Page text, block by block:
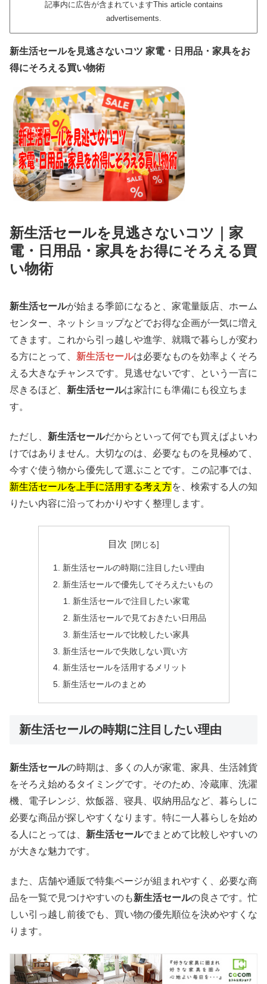
記事内に広告が含まれていますThis article contains
advertisements.
新生活セールを見逃さないコツ 家電・日用品・家具をお
得にそろえる買い物術
新生活セールを見逃さないコツ｜家
電・日用品・家具をお得にそろえる買
い物術
新生活セールが始まる季節になると、家電量販店、ホーム
センター、ネットショップなどでお得な企画が一気に増え
てきます。これから引っ越しや進学、就職で暮らしが変わ
る方にとって、 新生活セールは必要なものを効率よくそろ
える大きなチャンスです。見逃せないです、という一言に
尽きるほど、 新生活セールは家計にも準備にも役立ちま
す。
ただし、 新生活セールだからといって何でも買えばよいわ
けではありません。大切なのは、必要なものを見極めて、
今すぐ使う物から優先して選ぶことです。この記事では、
新生活セールを上手に活用する考え方を、検索する人の知
りたい内容に沿ってわかりやすく整理します。
目次
新生活セールの時期に注目したい理由
新生活セールで優先してそろえたいもの
新生活セールで注目したい家電
新生活セールで見ておきたい日用品
新生活セールで比較したい家具
新生活セールで失敗しない買い方
新生活セールを活用するメリット
新生活セールのまとめ
新生活セールの時期に注目したい理由
新生活セールの時期は、多くの人が家電、家具、生活雑貨
をそろえ始めるタイミングです。そのため、冷蔵庫、洗濯
機、電子レンジ、炊飯器、寝具、収納用品など、暮らしに
必要な商品が探しやすくなります。特に一人暮らしを始め
る人にとっては、 新生活セールでまとめて比較しやすいの
が大きな魅力です。
また、店舗や通販で特集ページが組まれやすく、必要な商
品を一覧で見つけやすいのも新生活セールの良さです。忙
しい引っ越し前後でも、買い物の優先順位を決めやすくな
ります。